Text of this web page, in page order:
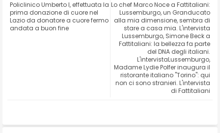
ter ats
ap
Lo chef Marco Noce a Fattitaliani:
Lussemburgo, un Granducato
alla mia dimensione, sembra di
stare a casa mia. L'intervista
Lussemburgo, Simone Beck a
Fattitaliani: la bellezza fa parte
del DNA degli italiani.
L'intervistaLussemburgo,
Madame Lydie Polfer inaugura il
ristorante italiano "Torino": qui
non ci sono stranieri. L'intervista
di Fattitaliani
Policlinico Umberto I, effettuata la
prima donazione di cuore nel
Lazio da donatore a cuore fermo
andata a buon fine